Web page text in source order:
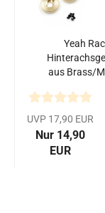
Yeah
aus Brass/
UVP 17,90 EUR
Nur 14,90
EUR